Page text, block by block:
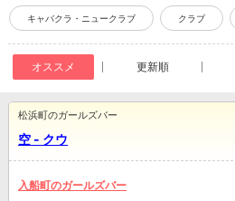
キャバクラ・ニュークラブ クラブ
オススメ 更新順
空 - クウ
松浜町のガールズバー
入船町のガールズバー